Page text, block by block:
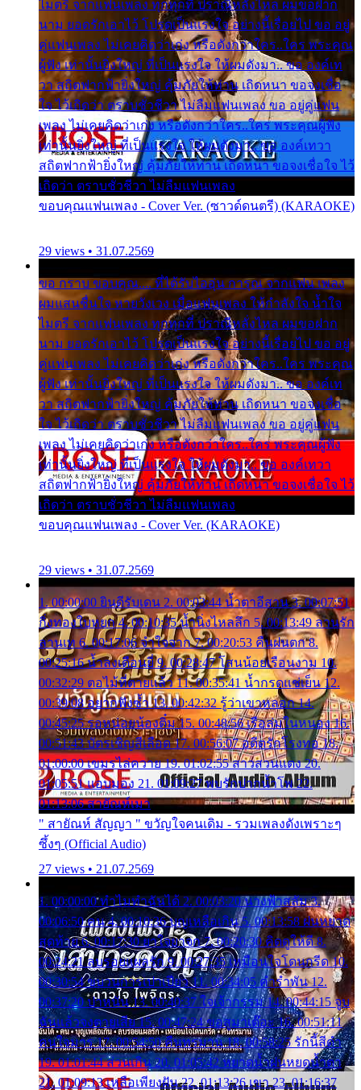
ไมตรี จากแฟนเพลง ทุกทุกที่ ปราณีหลั่งไหล ผมขอฝาก
นาม ยอดรักเอาไว้ โปรดเป็นแรงใจ อย่างนี้เรื่อยไป ขอ อยู่
คู่แฟนเพลง ไม่เคยคิดว่าเก่ง หรือดังกว่าใคร..ใคร พระคุณ
ผู้ฟัง เท่านั้นยิ่งใหญ่ ที่เป็นแรงใจ ให้ผมดังมา.. ขอ องค์เท
วา สถิตฟากฟ้ายิ่งใหญ่ คุ้มภัยให้ท่าน เถิดหนา ขอจงเชื่อ
ใจ ไว้เถิดว่า ตราบชั่วชีวา ไม่ลืมแฟนเพลง ขอ อยู่คู่แฟน
เพลง ไม่เคยคิดว่าเก่ง หรือดังกว่าใคร..ใคร พระคุณผู้ฟัง
เท่านั้นยิ่งใหญ่ ที่เป็นแรงใจ ให้ผมดังมา.. ขอ องค์เทวา
สถิตฟากฟ้ายิ่งใหญ่ คุ้มภัยให้ท่าน เถิดหนา ขอจงเชื่อใจ ไว้
เถิดว่า ตราบชั่วชีวา ไม่ลืมแฟนเพลง
ขอบคุณแฟนเพลง - Cover Ver. (ซาวด์ดนตรี) (KARAOKE)
29 views • 31.07.2569
ขอ กราบ ขอบคุณ.... ที่ได้รับไออุ่น การุณ จากแฟน เพลง
ผมแสนชื่นใจ หายวังเวง เมื่อแฟนเพลง ให้กำลังใจ น้ำใจ
ไมตรี จากแฟนเพลง ทุกทุกที่ ปราณีหลั่งไหล ผมขอฝาก
นาม ยอดรักเอาไว้ โปรดเป็นแรงใจ อย่างนี้เรื่อยไป ขอ อยู่
คู่แฟนเพลง ไม่เคยคิดว่าเก่ง หรือดังกว่าใคร..ใคร พระคุณ
ผู้ฟัง เท่านั้นยิ่งใหญ่ ที่เป็นแรงใจ ให้ผมดังมา.. ขอ องค์เท
วา สถิตฟากฟ้ายิ่งใหญ่ คุ้มภัยให้ท่าน เถิดหนา ขอจงเชื่อ
ใจ ไว้เถิดว่า ตราบชั่วชีวา ไม่ลืมแฟนเพลง ขอ อยู่คู่แฟน
เพลง ไม่เคยคิดว่าเก่ง หรือดังกว่าใคร..ใคร พระคุณผู้ฟัง
เท่านั้นยิ่งใหญ่ ที่เป็นแรงใจ ให้ผมดังมา.. ขอ องค์เทวา
สถิตฟากฟ้ายิ่งใหญ่ คุ้มภัยให้ท่าน เถิดหนา ขอจงเชื่อใจ ไว้
เถิดว่า ตราบชั่วชีวา ไม่ลืมแฟนเพลง
ขอบคุณแฟนเพลง - Cover Ver. (KARAOKE)
29 views • 31.07.2569
1. 00:00:00 ยินดีรับเดน 2. 00:03:44 น้ำตาอีสาน 3. 00:07:51
กิ่งทองใบหยก 4. 00:10:35 น้ำนิ่งไหลลึก 5. 00:13:49 ลานรัก
ลานเท 6. 00:17:06 จำใจจาก 7. 00:20:53 คืนฝนตก 8.
00:25:16 น้ำลงเดือนยี่ 9. 00:28:47 โสนน้อยเรือนงาม 10.
00:32:29 ตอไม้ที่ตายแล้ว 11. 00:35:41 น้ำกรดแช่เย็น 12.
00:39:08 อยากฟังซ้ำ 13. 00:42:32 รู้ว่าเขาหลอก 14.
00:45:25 รอหน่อยน้องติ๋ม 15. 00:48:56 เรือล่มในหนอง 16.
00:51:43 บัตรเชิญสีเลือด 17. 00:56:07 อดีตรักโรงทอ 18.
01:00:00 เขมรไล่ควาย 19. 01:02:55 สาวสวนแตง 20.
01:05:51 แอบมอง 21. 01:09:27 พบรักปากน้ำโพ 22.
01:13:06 สายัณห์เมา
" สายัณห์ สัญญา " ขวัญใจคนเดิม - รวมเพลงดังเพราะๆ
ซึ้งๆ (Official Audio)
27 views • 21.07.2569
1. 00:00:00 ทำไมทำฉันได้ 2. 00:03:20 นางฟ้าสลัม 3.
00:06:50 คน 4. 00:10:36 บุญเหลือเกิน 5. 00:13:58 ฝนหยาด
สุดท้าย 6. 00:17:30 ยาใจยาจก 7. 00:20:30 คิดดูให้ดี 8.
00:24:21 ลบรอยแผลรัก 9. 00:27:35 เหมือนใจโดนกรีด 10.
00:30:54 ขบวนการเปาเปียว 11. 00:34:05 คำรำพัน 12.
00:37:20 ปาหนัน 13. 00:40:37 ใจเจ้ากรรม 14. 00:44:15 จูบ
ฉันแล้วจงตายเสีย 15. 00:47:24 ขอสูมาเต๊อะ 16. 00:51:11
คนใจมาร 17. 00:54:50 คืนทรมาน 18. 00:58:25 รักนี้สีดำ
19. 01:01:44 ส่วนเกิน 20. 01:05:42 หยาดน้ำฝนหยดน้ำตา
21. 01:09:13 เหลือเพียงฝัน 22. 01:13:26 เขา 23. 01:16:37